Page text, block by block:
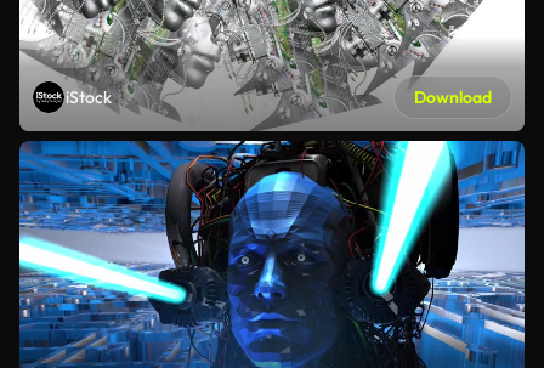
iStock Download